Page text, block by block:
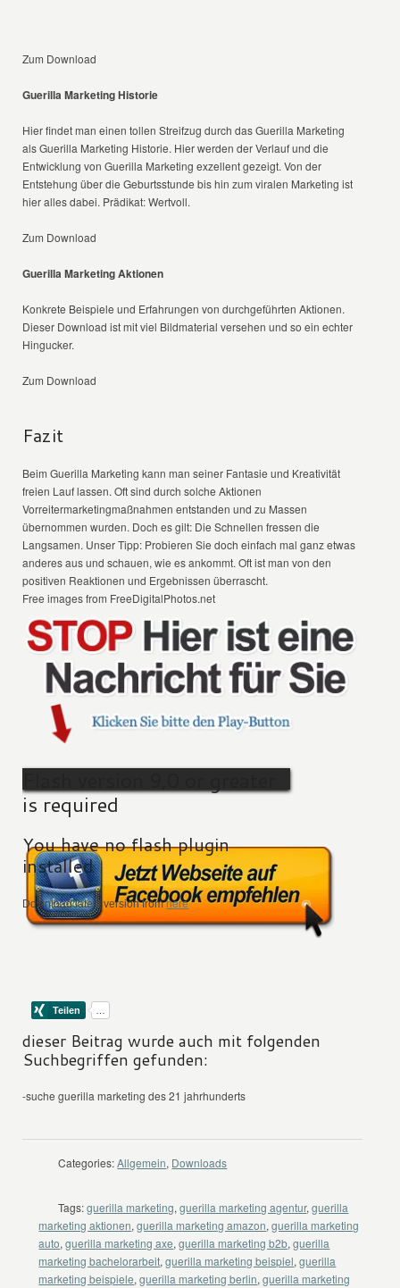
Zum Download
Guerilla Marketing Historie
Hier findet man einen tollen Streifzug durch das Guerilla Marketing
als Guerilla Marketing Historie. Hier werden der Verlauf und die
Entwicklung von Guerilla Marketing exzellent gezeigt. Von der
Entstehung über die Geburtsstunde bis hin zum viralen Marketing ist
hier alles dabei. Prädikat: Wertvoll.
Zum Download
Guerilla Marketing Aktionen
Konkrete Beispiele und Erfahrungen von durchgeführten Aktionen.
Dieser Download ist mit viel Bildmaterial versehen und so ein echter
Hingucker.
Zum Download
Fazit
Beim Guerilla Marketing kann man seiner Fantasie und Kreativität
freien Lauf lassen. Oft sind durch solche Aktionen
Vorreitermarketingmaßnahmen entstanden und zu Massen
übernommen wurden. Doch es gilt: Die Schnellen fressen die
Langsamen. Unser Tipp: Probieren Sie doch einfach mal ganz etwas
anderes aus und schauen, wie es ankommt. Oft ist man von den
positiven Reaktionen und Ergebnissen überrascht.
Free images from FreeDigitalPhotos.net
is required
You have no flash plugin
installed
Download latest version fromhere
dieser Beitrag wurde auch mit folgenden
Suchbegriffen gefunden:
-suche guerilla marketing des 21 jahrhunderts
Categories: Allgemein, Downloads
Tags: guerilla marketing,guerilla marketing agentur,guerilla
marketing aktionen,guerilla marketing amazon,guerilla marketing
auto,guerilla marketing axe,guerilla marketing b2b,guerilla
marketing bachelorarbeit,guerilla marketing beispiel,guerilla
marketing beispiele,guerilla marketing berlin,guerilla marketing